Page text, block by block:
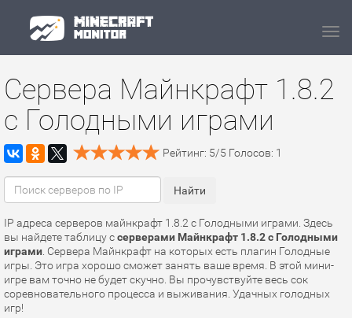
Сервера Майнкрафт 1.8.2
с Голодными играми
Рейтинг: 5/5 Голосов: 1
IP адреса серверов майнкрафт 1.8.2 с Голодными играми. Здесь
вы найдете таблицу ссерверами Майнкрафт 1.8.2 с Голодными
играми . Сервера Майнкрафт на которых есть плагин Голодные
игры. Это игра хорошо сможет занять ваше время. В этой мини-
игре вам точно не будет скучно. Вы прочувствуйте весь сок
соревновательного процесса и выживания. Удачных голодных
игр!